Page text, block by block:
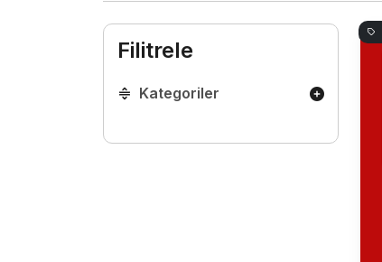
Filitrele
Kategoriler